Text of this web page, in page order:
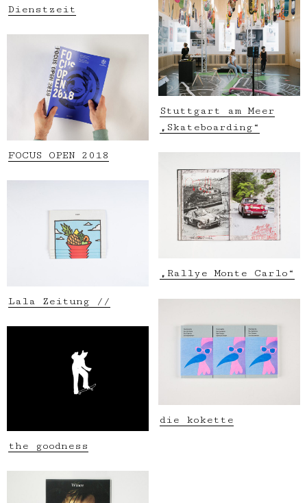
Dienstzeit
FOCUS OPEN 2018
Stuttgart am Meer
„Skateboarding“
Lala Zeitung //
„Rallye Monte Carlo“
the goodness
die kokette